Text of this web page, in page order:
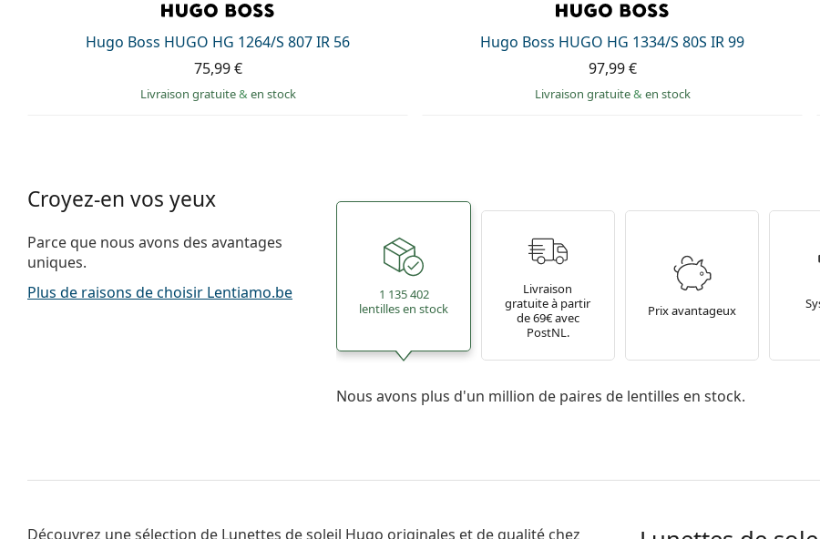
Hugo Boss HUGO HG 1264/S 807 IR 56
75,99 €
Livraison gratuite& en stock
Hugo Boss HUGO HG 1334/S 80S IR 99
97,99 €
Livraison gratuite& en stock
Croyez-en vos yeux
Parce que nous avons des avantages
uniques.
Plus de raisons de choisir Lentiamo.be
1 135 402
lentilles en stock
Livraison
gratuite à partir
de 69€ avec
PostNL.
Prix avantageux
Nous avons plus d'un million de paires de lentilles en stock.
Découvrez une sélection de Lunettes de soleil Hugo originales et de qualité chez